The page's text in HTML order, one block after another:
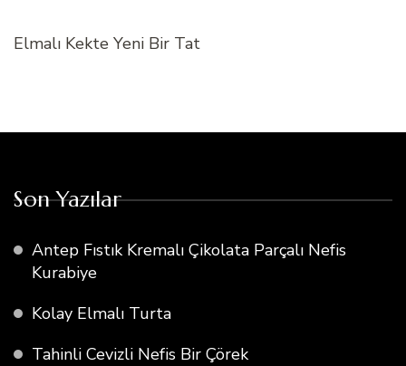
Elmalı Kekte Yeni Bir Tat
Son Yazılar
Antep Fıstık Kremalı Çikolata Parçalı Nefis
Kurabiye
Kolay Elmalı Turta
Tahinli Cevizli Nefis Bir Çörek